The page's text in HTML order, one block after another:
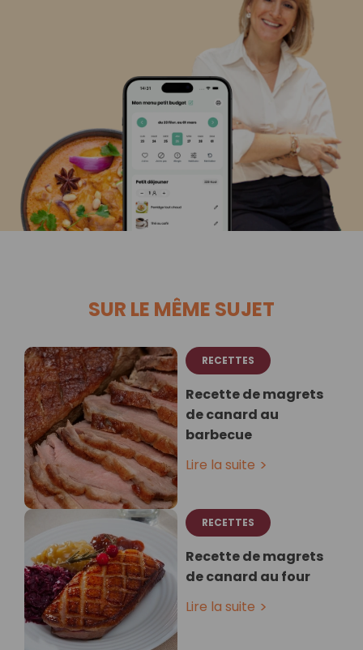
SUR LE MÊME SUJET
RECETTES
Recette de magrets
de canard au
barbecue
Lire la suite
RECETTES
Recette de magrets
de canard au four
Lire la suite